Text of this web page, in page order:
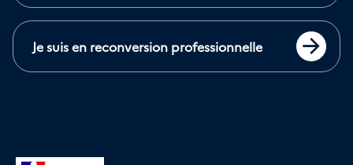
Je suis en reconversion professionnelle